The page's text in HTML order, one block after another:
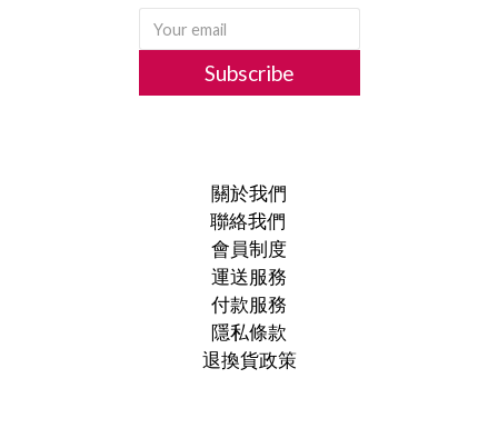
Subscribe
關於我們
聯絡我們
會員制度
運送服務
付款服務
隱私條款
退換貨政策